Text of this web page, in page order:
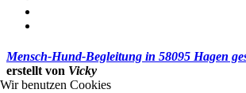
Mensch-Hund-Begleitung in 58095 Hagen
erstellt von Vicky
Wir benutzen Cookies